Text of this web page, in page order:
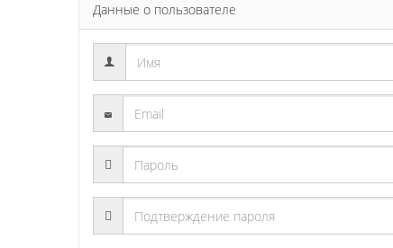
Данные о пользователе